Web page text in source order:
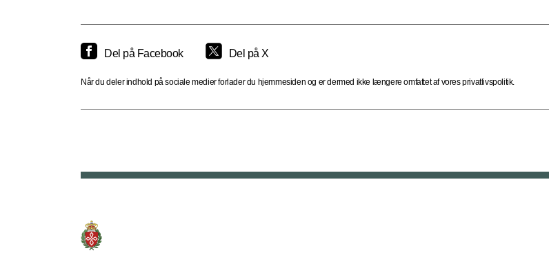
Del på Facebook Del på X
Når du deler indhold på sociale medier forlader du hjemmesiden og er dermed ikke længere omfattet af vores privatlivspolitik.